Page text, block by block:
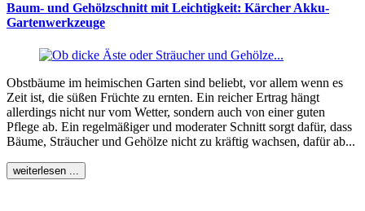
Baum- und Gehölzschnitt mit Leichtigkeit: Kärcher Akku-
Gartenwerkzeuge
Obstbäume im heimischen Garten sind beliebt, vor allem wenn es
Zeit ist, die süßen Früchte zu ernten. Ein reicher Ertrag hängt
allerdings nicht nur vom Wetter, sondern auch von einer guten
Pflege ab. Ein regelmäßiger und moderater Schnitt sorgt dafür, dass
Bäume, Sträucher und Gehölze nicht zu kräftig wachsen, dafür ab...
weiterlesen ...